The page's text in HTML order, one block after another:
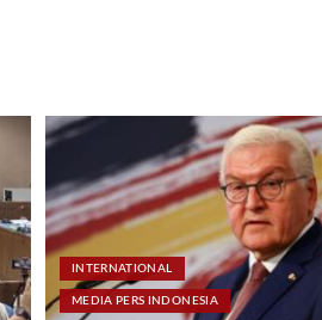
INTERNATIONAL
MEDIA PERS INDONESIA